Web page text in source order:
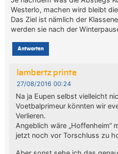
Westerlo, machen wird bleibt
Das Ziel ist nämlich der
werden sie nach der
Antworten
lambertz printe
27/08/2016 00:24
Na ja Eupen selbst vielleicht
Voetbalprimeur könnten wir
Verlieren.
Angeblich wäre „Hoffenheim“
jetzt noch vor Torschluss zu